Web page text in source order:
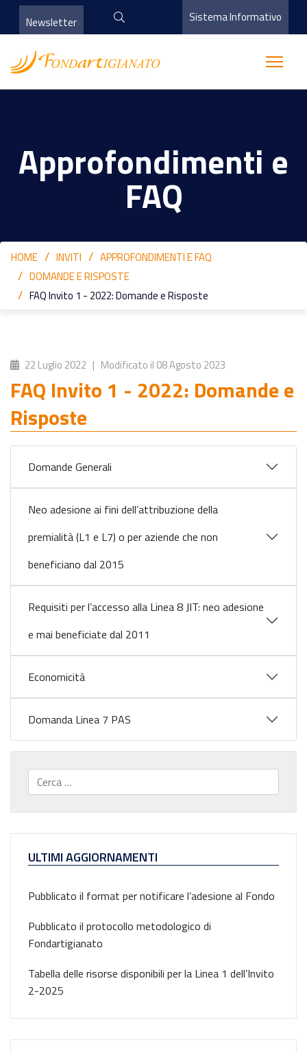
Newsletter Sistema Informativo
Approfondimenti e
FAQ
HOME INVITI
APPROFONDIMENTI E FAQ
DOMANDE E RISPOSTE
FAQ Invito 1 - 2022: Domande e Risposte
22 Luglio 2022 | Modificato il 08 Agosto 2023
FAQ Invito 1 - 2022: Domande e
Risposte
Domande Generali
Neo adesione ai fini dell’attribuzione della
premialità (L1 e L7) o per aziende che non
beneficiano dal 2015
Requisiti per l’accesso alla Linea 8 JIT: neo adesione
e mai beneficiate dal 2011
Economicità
Domanda Linea 7 PAS
Cerca...
ULTIMI AGGIORNAMENTI
Pubblicato il format per notificare l’adesione al Fondo
Pubblicato il protocollo metodologico di
Fondartigianato
Tabella delle risorse disponibili per la Linea 1 dell’Invito
2-2025